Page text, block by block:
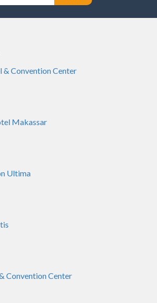
Convention Center
Makassar
Ultima
Convention Center